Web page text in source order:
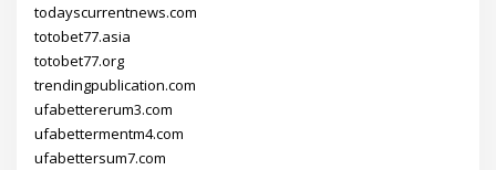
todayscurrentnews.com
totobet77.asia
totobet77.org
trendingpublication.com
ufabettererum3.com
ufabettermentm4.com
ufabettersum7.com